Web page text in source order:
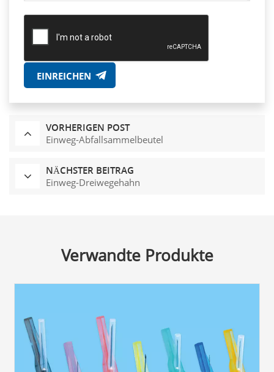
EINREICHEN
VORHERIGEN POST
Einweg-Abfallsammelbeutel
NÄCHSTER BEITRAG
Einweg-Dreiwegehahn
Verwandte Produkte